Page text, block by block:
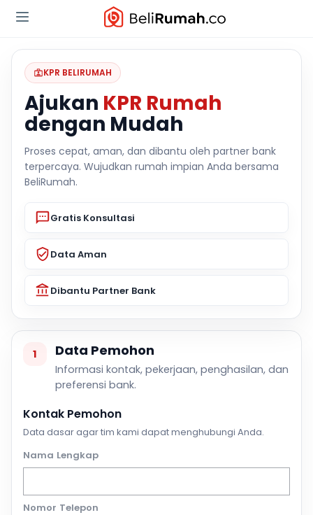
KPR BELIRUMAH
Ajukan KPR Rumah
dengan Mudah
Proses cepat, aman, dan dibantu oleh partner bank
terpercaya. Wujudkan rumah impian Anda bersama
BeliRumah.
Gratis Konsultasi
Data Aman
Dibantu Partner Bank
1 Data Pemohon
Informasi kontak, pekerjaan, penghasilan, dan
preferensi bank.
Kontak Pemohon
Data dasar agar tim kami dapat menghubungi Anda.
Nama Lengkap
Nomor Telepon